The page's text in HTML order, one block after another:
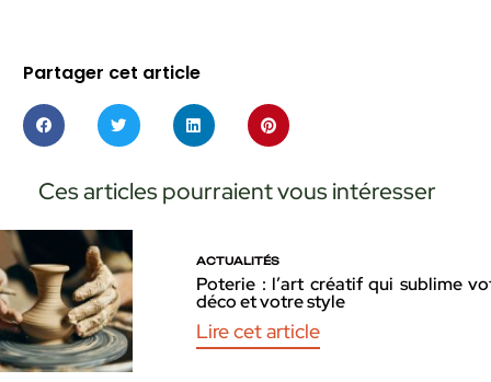
Partager cet article
Ces articles pourraient vous intéresser
ACTUALITÉS
Poterie : l’art créatif qui sublime
déco et votre style
Lire cet article